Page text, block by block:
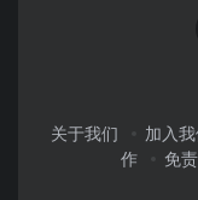
关于我们 加入
作
免